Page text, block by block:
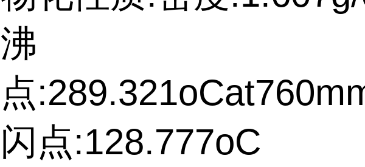
沸
点
闪点:128.777oC